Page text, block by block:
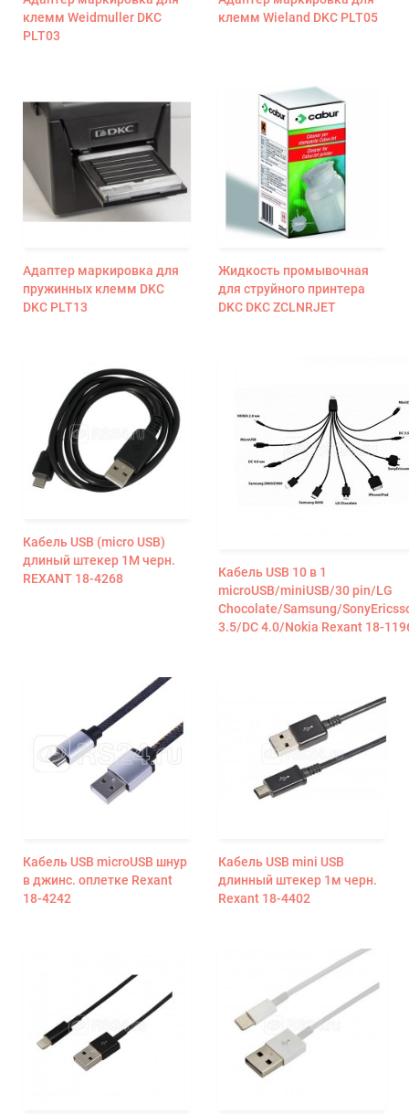
клемм Weidmuller DKC
PLT03
клемм Wieland DKC PLT05
Адаптер маркировка для
пружинных клемм DKC
DKC PLT13
Жидкость промывочная
для струйного принтера
DKC DKC ZCLNRJET
Кабель USB (micro USB)
длиный штекер 1М черн.
REXANT 18-4268
Кабель USB 10 в 1
microUSB/miniUSB/30 pin/LG
Chocolate/Samsung/
3.5/DC 4.0/Nokia Rexant 18-
Кабель USB microUSB шнур
в джинс. оплетке Rexant
18-4242
Кабель USB mini USB
длинный штекер 1м черн.
Rexant 18-4402